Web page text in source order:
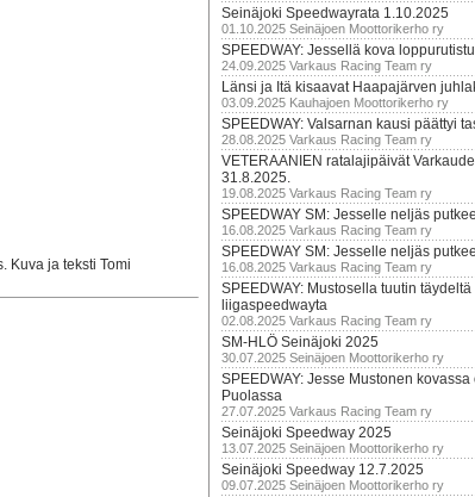
Kuva ja teksti Tomi
Seinäjoki Speedwayrata 1.10.2025
01.10.2025 Seinäjoen Moottorikerho ry
SPEEDWAY: Jessellä kova
24.09.2025 Varkaus Racing Team ry
Länsi ja Itä kisaavat Haapajärven
03.09.2025 Kauhajoen Moottorikerho ry
SPEEDWAY: Valsarnan kausi päättyi
28.08.2025 Varkaus Racing Team ry
VETERAANIEN ratalajipäivät
31.8.2025.
19.08.2025 Varkaus Racing Team ry
SPEEDWAY SM: Jesselle neljäs
16.08.2025 Varkaus Racing Team ry
SPEEDWAY SM: Jesselle neljäs
16.08.2025 Varkaus Racing Team ry
SPEEDWAY: Mustosella tuutin täydeltä
liigaspeedwayta
02.08.2025 Varkaus Racing Team ry
SM-HLÖ Seinäjoki 2025
30.07.2025 Seinäjoen Moottorikerho ry
SPEEDWAY: Jesse Mustonen kovassa
Puolassa
27.07.2025 Varkaus Racing Team ry
Seinäjoki Speedway 2025
13.07.2025 Seinäjoen Moottorikerho ry
Seinäjoki Speedway 12.7.2025
09.07.2025 Seinäjoen Moottorikerho ry